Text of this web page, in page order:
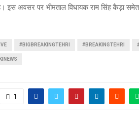
इस अवसर पर भीमताल विधायक राम सिंह कैड़ा
#BIGBREAKINGTEHRI #BREAKINGTEHRI
1